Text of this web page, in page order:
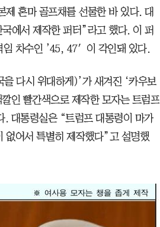
제 혼마 골프채를 선물한 바 있다. 대
에서 제작한 퍼터”라고 했다. 이 퍼
임 차수인 ’45, 47′이 각인돼 있다.
다시 위대하게)’가 새겨진 ‘카우보
인 빨간색으로 제작한 모자는 트럼프
대통령실은 “트럼프 대통령이 마가
없어서 특별히 제작했다”고 설명했